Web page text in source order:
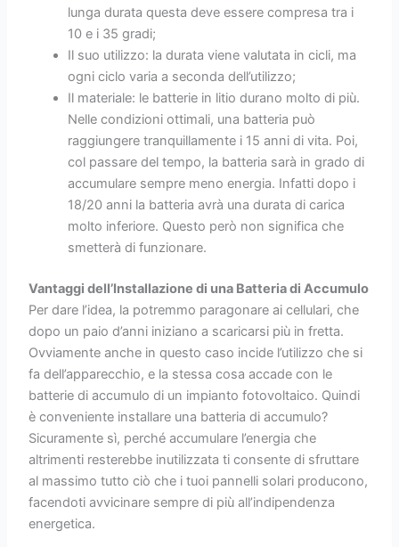
lunga durata questa deve essere compresa tra i
10 e i 35 gradi;
Il suo utilizzo: la durata viene valutata in cicli, ma
ogni ciclo varia a seconda dell’utilizzo;
Il materiale: le batterie in litio durano molto di più.
Nelle condizioni ottimali, una batteria può
raggiungere tranquillamente i 15 anni di vita. Poi,
col passare del tempo, la batteria sarà in grado di
accumulare sempre meno energia. Infatti dopo i
18/20 anni la batteria avrà una durata di carica
molto inferiore. Questo però non significa che
smetterà di funzionare.
Vantaggi dell’Installazione di una Batteria di Accumulo
Per dare l’idea, la potremmo paragonare ai cellulari, che
dopo un paio d’anni iniziano a scaricarsi più in fretta.
Ovviamente anche in questo caso incide l’utilizzo che si
fa dell’apparecchio, e la stessa cosa accade con le
batterie di accumulo di un impianto fotovoltaico. Quindi
è conveniente installare una batteria di accumulo?
Sicuramente sì, perché accumulare l’energia che
altrimenti resterebbe inutilizzata ti consente di sfruttare
al massimo tutto ciò che i tuoi pannelli solari producono,
facendoti avvicinare sempre di più all’indipendenza
energetica.